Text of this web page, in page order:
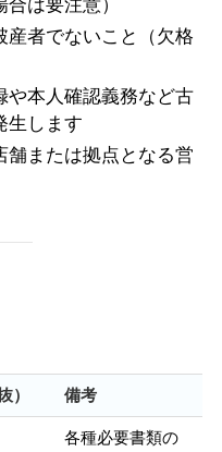
は要注意）
産者でないこと（欠格
や本人確認義務など古
生します
舗または拠点となる営
） 備考
各種必要書類の